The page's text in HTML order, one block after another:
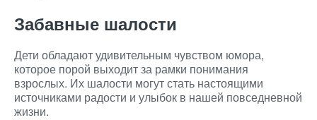
Забавные шалости
Дети обладают удивительным чувством юмора,
которое порой выходит за рамки понимания
взрослых. Их шалости могут стать настоящими
источниками радости и улыбок в нашей повседневной
жизни.